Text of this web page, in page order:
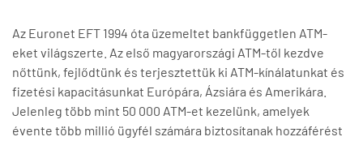
Az Euronet EFT 1994 óta üzemeltet bankfüggetlen ATM-
eket világszerte. Az első magyarországi ATM-től kezdve
nőttünk, fejlődtünk és terjesztettük ki ATM-kínálatunkat és
fizetési kapacitásunkat Európára, Ázsiára és Amerikára.
Jelenleg több mint 50 000 ATM-et kezelünk, amelyek
évente több millió ügyfél számára biztosítanak hozzáférést